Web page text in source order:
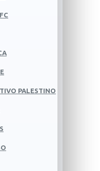
PALESTINO